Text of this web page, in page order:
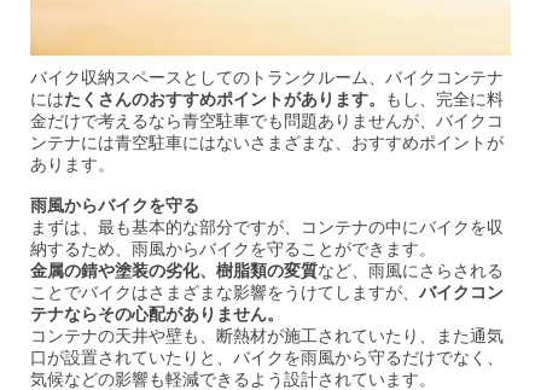
バイク収納スペースとしてのトランクルーム、バイクコンテナ
にはたくさんのおすすめポイントがあります。
もし、完全に料
金だけで考えるなら青空駐車でも問題ありませんが、バイクコ
ンテナには青空駐車にはないさまざまな、おすすめポイントが
あります。
雨風からバイクを守る
まずは、最も基本的な部分ですが、コンテナの中にバイクを収
納するため、雨風からバイクを守ることができます。
金属の錆や塗装の劣化、樹脂類の変質など、雨風にさらされる
ことでバイクはさまざまな影響をうけてしますが、 バイクコン
テナならその心配がありません。
コンテナの天井や壁も、断熱材が施工されていたり、また通気
口が設置されていたりと、バイクを雨風から守るだけでなく、
気候などの影響も軽減できるよう設計されています。